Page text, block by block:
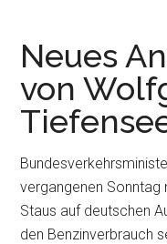
Neues
von
vergangenen Sonntag
Staus auf deutschen
den Benzinverbrauch